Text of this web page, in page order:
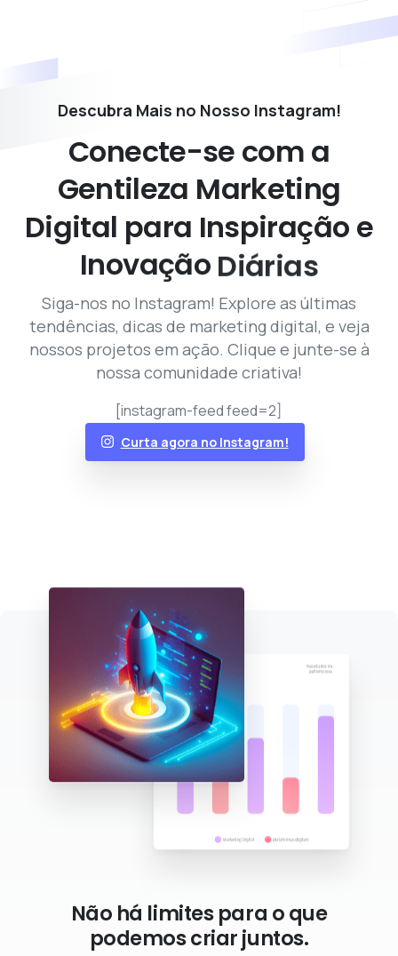
Descubra Mais no Nosso Instagram!
Conecte-se com a
Gentileza Marketing
Digital para Inspiração e
Inovação Diárias
Siga-nos no Instagram! Explore as últimas
tendências, dicas de marketing digital, e veja
nossos projetos em ação. Clique e junte-se à
nossa comunidade criativa!
[instagram-feed feed=2]
Curta agora no Instagram!
Não há limites para o que
podemos criar juntos.